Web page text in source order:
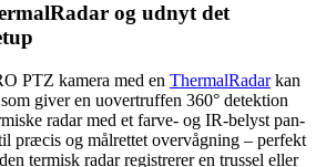
og udnyt det
PTZ kamera med en ThermalRadarkan
giver en uovertruffen 360° detektion
radar med et farve- og IR-belyst pan-
præcis og målrettet overvågning – perfekt
termisk radar registrerer en trussel eller